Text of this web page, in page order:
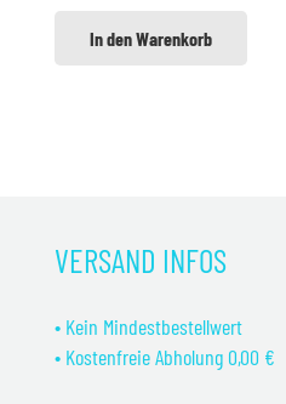
In den Warenkorb
VERSAND INFOS
• Kein Mindestbestellwert
• Kostenfreie Abholung 0,00 €